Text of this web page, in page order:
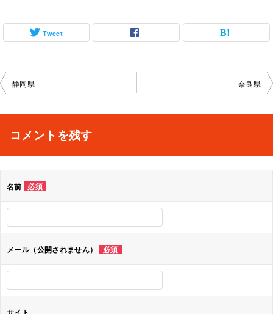
Tweet
投
ビ
シ
ョ
ン
静岡県 奈良県
コメントを残す
名前 必須
メール（公開されません） 必須